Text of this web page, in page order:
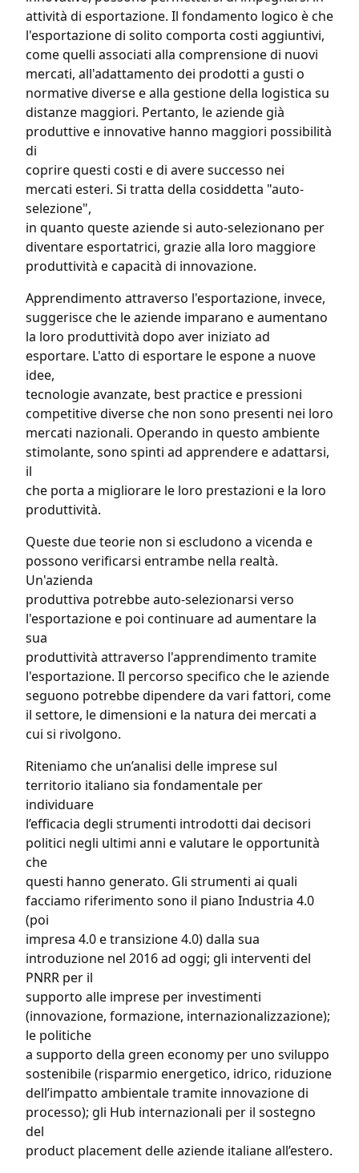
attività di esportazione. Il fondamento logico è che
l'esportazione di solito comporta costi aggiuntivi,
come quelli associati alla comprensione di nuovi
mercati, all'adattamento dei prodotti a gusti o
normative diverse e alla gestione della logistica su
distanze maggiori. Pertanto, le aziende già
produttive e innovative hanno maggiori possibilità
di
coprire questi costi e di avere successo nei
mercati esteri. Si tratta della cosiddetta "auto-
selezione",
in quanto queste aziende si auto-selezionano per
diventare esportatrici, grazie alla loro maggiore
produttività e capacità di innovazione.
Apprendimento attraverso l'esportazione, invece,
suggerisce che le aziende imparano e aumentano
la loro produttività dopo aver iniziato ad
esportare. L'atto di esportare le espone a nuove
idee,
tecnologie avanzate, best practice e pressioni
competitive diverse che non sono presenti nei loro
mercati nazionali. Operando in questo ambiente
stimolante, sono spinti ad apprendere e adattarsi,
il
che porta a migliorare le loro prestazioni e la loro
produttività.
Queste due teorie non si escludono a vicenda e
possono verificarsi entrambe nella realtà.
Un'azienda
produttiva potrebbe auto-selezionarsi verso
l'esportazione e poi continuare ad aumentare la
sua
produttività attraverso l'apprendimento tramite
l'esportazione. Il percorso specifico che le aziende
seguono potrebbe dipendere da vari fattori, come
il settore, le dimensioni e la natura dei mercati a
cui si rivolgono.
Riteniamo che un’analisi delle imprese sul
territorio italiano sia fondamentale per
individuare
l’efficacia degli strumenti introdotti dai decisori
politici negli ultimi anni e valutare le opportunità
che
questi hanno generato. Gli strumenti ai quali
facciamo riferimento sono il piano Industria 4.0
(poi
impresa 4.0 e transizione 4.0) dalla sua
introduzione nel 2016 ad oggi; gli interventi del
PNRR per il
supporto alle imprese per investimenti
(innovazione, formazione, internazionalizzazione);
le politiche
a supporto della green economy per uno sviluppo
sostenibile (risparmio energetico, idrico, riduzione
dell’impatto ambientale tramite innovazione di
processo); gli Hub internazionali per il sostegno
del
product placement delle aziende italiane all’estero.